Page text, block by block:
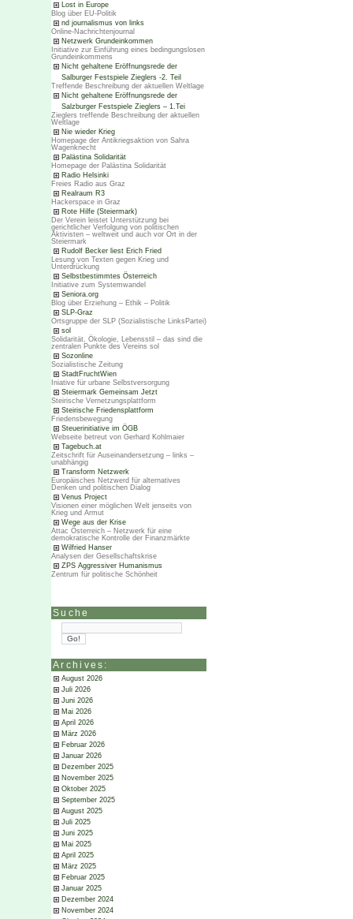
Lost in Europe
Blog über EU-Politik
nd journalismus von links
Online-Nachrichtenjournal
Netzwerk Grundeinkommen
Initiative zur Einführung eines bedingungslosen
Grundeinkommens
Nicht gehaltene Eröffnungsrede der
Salburger Festspiele Zieglers -2. Teil
Treffende Beschreibung der aktuellen Weltlage
Nicht gehaltene Eröffnungsrede der
Salzburger Festspiele Zieglers – 1.Tei
Zieglers treffende Beschreibung der aktuellen
Weltlage
Nie wieder Krieg
Homepage der Antikriegsaktion von Sahra
Wagenknecht
Palästina Solidarität
Homepage der Palästina Solidarität
Radio Helsinki
Freies Radio aus Graz
Realraum R3
Hackerspace in Graz
Rote Hilfe (Steiermark)
Der Verein leistet Unterstützung bei
gerichtlicher Verfolgung von politischen
Aktivisten – weltweit und auch vor Ort in der
Steiermark
Rudolf Becker liest Erich Fried
Lesung von Texten gegen Krieg und
Unterdrückung
Selbstbestimmtes Österreich
Initiative zum Systemwandel
Seniora.org
Blog über Erziehung – Ethik – Politik
SLP-Graz
Ortsgruppe der SLP (Sozialistische LinksPartei)
sol
Solidarität, Ökologie, Lebensstil – das sind die
zentralen Punkte des Vereins sol
Sozonline
Sozialistische Zeitung
StadtFruchtWien
Iniative für urbane Selbstversorgung
Steiermark Gemeinsam Jetzt
Steirische Vernetzungsplattform
Steirische Friedensplattform
Friedensbewegung
Steuerinitiative im ÖGB
Webseite betreut von Gerhard Kohlmaier
Tagebuch.at
Zeitschrift für Auseinandersetzung – links –
unabhängig
Transform Netzwerk
Europäisches Netzwerd für alternatives
Denken und politischen Dialog
Venus Project
Visionen einer möglichen Welt jenseits von
Krieg und Armut
Wege aus der Krise
Attac Österreich – Netzwerk für eine
demokratische Kontrolle der Finanzmärkte
Wilfried Hanser
Analysen der Gesellschaftskrise
ZPS Aggressiver Humanismus
Zentrum für politische Schönheit
Suche
Archives:
August 2026
Juli 2026
Juni 2026
Mai 2026
April 2026
März 2026
Februar 2026
Januar 2026
Dezember 2025
November 2025
Oktober 2025
September 2025
August 2025
Juli 2025
Juni 2025
Mai 2025
April 2025
März 2025
Februar 2025
Januar 2025
Dezember 2024
November 2024